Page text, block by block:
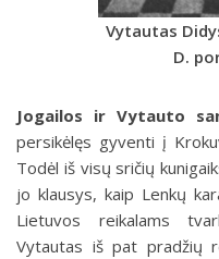
Vytautas
D.
Jogailos ir Vytauto
persikėlęs gyventi į
Todėl iš visų sričių
jo klausys, kaip Lenkų
Lietuvos reikalams
Vytautas iš pat pradžių